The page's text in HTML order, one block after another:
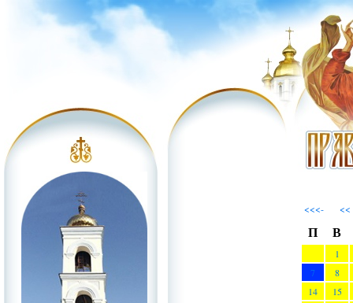
<<<- <<
П
В
1
7
8
14
15